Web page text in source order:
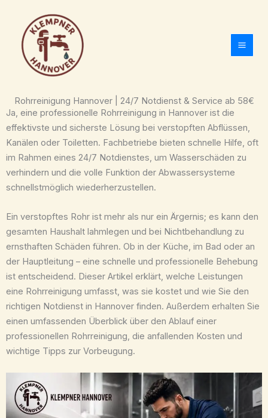
springen
Rohrreinigung Hannover | 24/7 Notdienst & Service ab 58€
Ja, eine professionelle Rohrreinigung in Hannover ist die
effektivste und sicherste Lösung bei verstopften Abflüssen,
Kanälen oder Toiletten. Fachbetriebe bieten schnelle Hilfe, oft
im Rahmen eines 24/7 Notdienstes, um Wasserschäden zu
verhindern und die volle Funktion der Abwassersysteme
schnellstmöglich wiederherzustellen.
Ein verstopftes Rohr ist mehr als nur ein Ärgernis; es kann den
gesamten Haushalt lahmlegen und bei Nichtbehandlung zu
ernsthaften Schäden führen. Ob in der Küche, im Bad oder an
der Hauptleitung – eine schnelle und professionelle Behebung
ist entscheidend. Dieser Artikel erklärt, welche Leistungen
eine Rohrreinigung umfasst, was sie kostet und wie Sie den
richtigen Notdienst in Hannover finden. Außerdem erhalten Sie
einen umfassenden Überblick über den Ablauf einer
professionellen Rohrreinigung, die anfallenden Kosten und
wichtige Tipps zur Vorbeugung.